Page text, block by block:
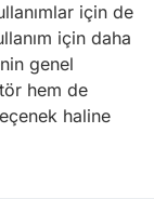
için de
için daha
genel
hem de
haline